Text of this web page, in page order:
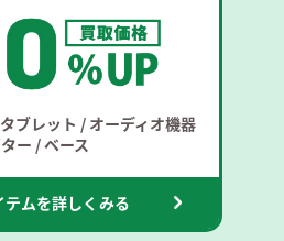
ブレット / オーディオ機器
ー / ベース
テムを詳しくみる